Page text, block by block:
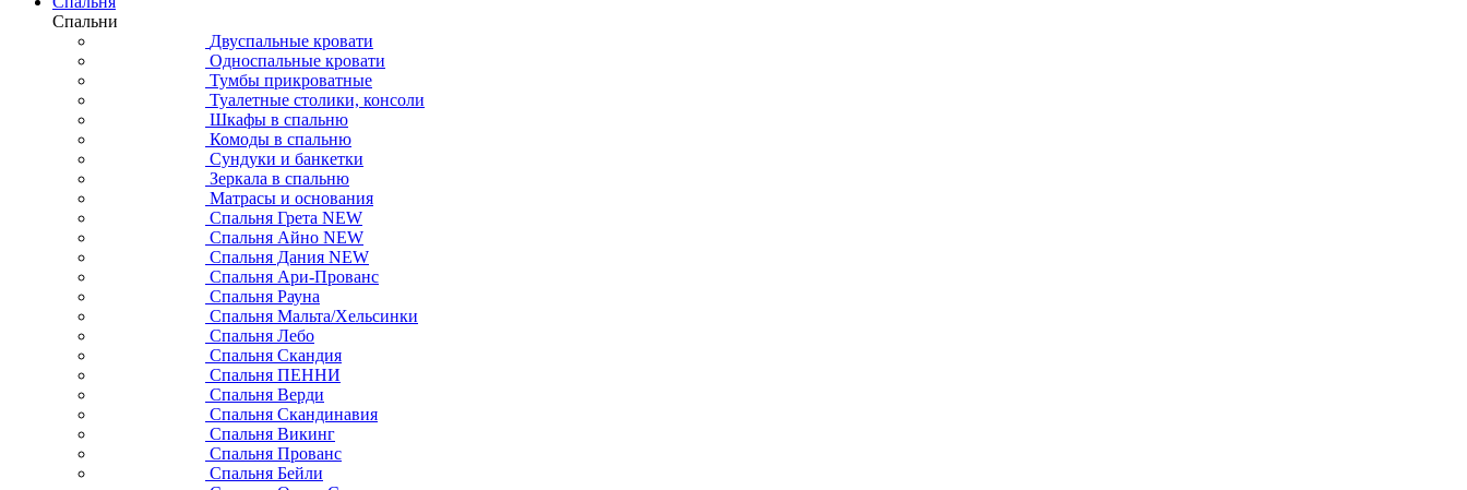
Спальни
Двуспальные кровати
Односпальные кровати
Тумбы прикроватные
Туалетные столики, консоли
Шкафы в спальню
Комоды в спальню
Сундуки и банкетки
Зеркала в спальню
Матрасы и основания
Спальня Грета NEW
Спальня Айно NEW
Спальня Дания NEW
Спальня Ари-Прованс
Спальня Рауна
Спальня Мальта/Хельсинки
Спальня Лебо
Спальня Скандия
Спальня ПЕННИ
Спальня Верди
Спальня Скандинавия
Спальня Викинг
Спальня Прованс
Спальня Бейли